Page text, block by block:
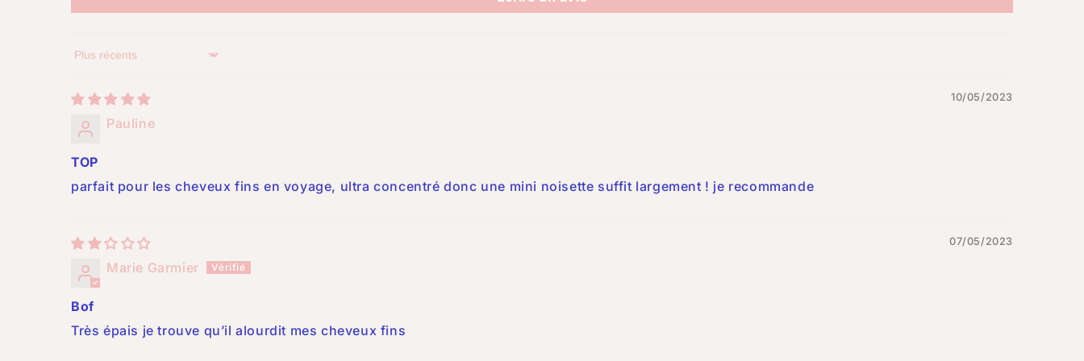
Sort by
10/05/2023
Pauline
TOP
parfait pour les cheveux fins en voyage, ultra concentré donc une mini noisette suffit largement ! je recommande
07/05/2023
Marie Garmier
Bof
Très épais je trouve qu’il alourdit mes cheveux fins